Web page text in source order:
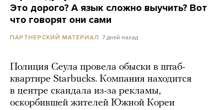
Это дорого? А язык сложно выучить? Вот
что говорят они сами
ПАРТНЕРСКИЙ МАТЕРИАЛ 7 дней назад
Полиция Сеула провела обыски в штаб-
квартире Starbucks. Компания находится
в центре скандала из-за рекламы,
оскорбившей жителей Южной Кореи